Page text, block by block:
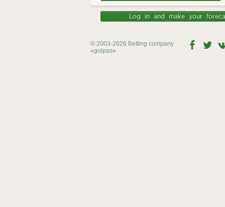
Log in and make your
© 2003-2026 Betting company
«golpas»